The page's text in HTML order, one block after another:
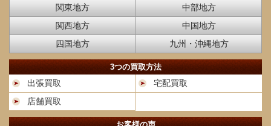
関東地方
中部地方
関西地方
中国地方
四国地方
九州・沖縄地方
3つの買取方法
出張買取
宅配買取
店舗買取